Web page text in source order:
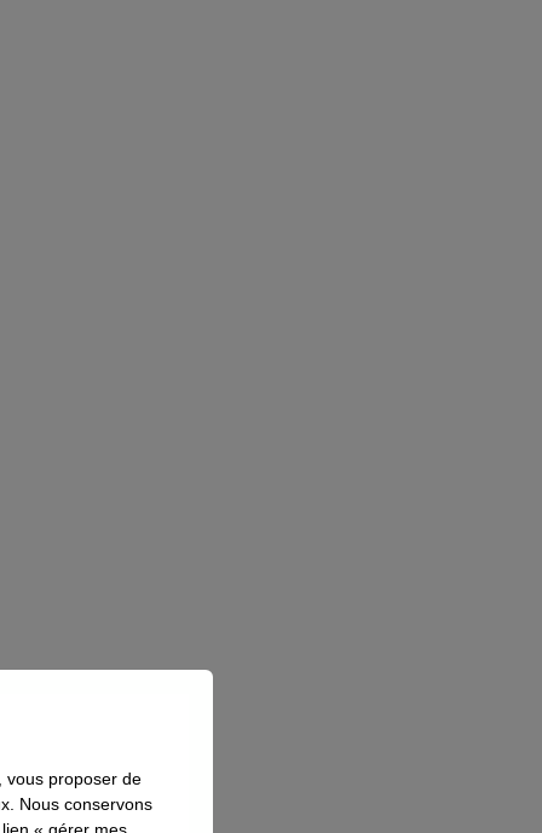
vous proposer de
Nous conservons